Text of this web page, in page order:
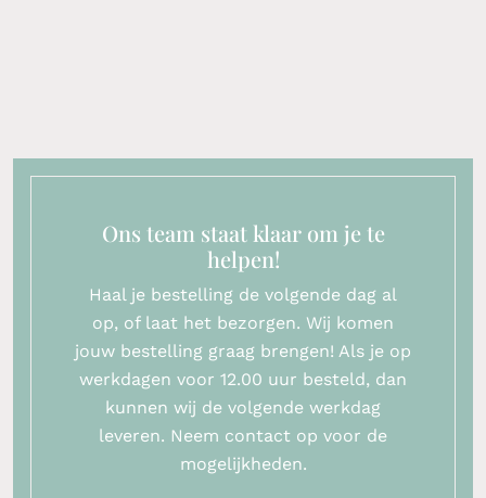
Ons team staat klaar om je te
helpen!
Haal je bestelling de volgende dag al
op, of laat het bezorgen. Wij komen
jouw bestelling graag brengen! Als je op
werkdagen voor 12.00 uur besteld, dan
kunnen wij de volgende werkdag
leveren. Neem contact op voor de
mogelijkheden.